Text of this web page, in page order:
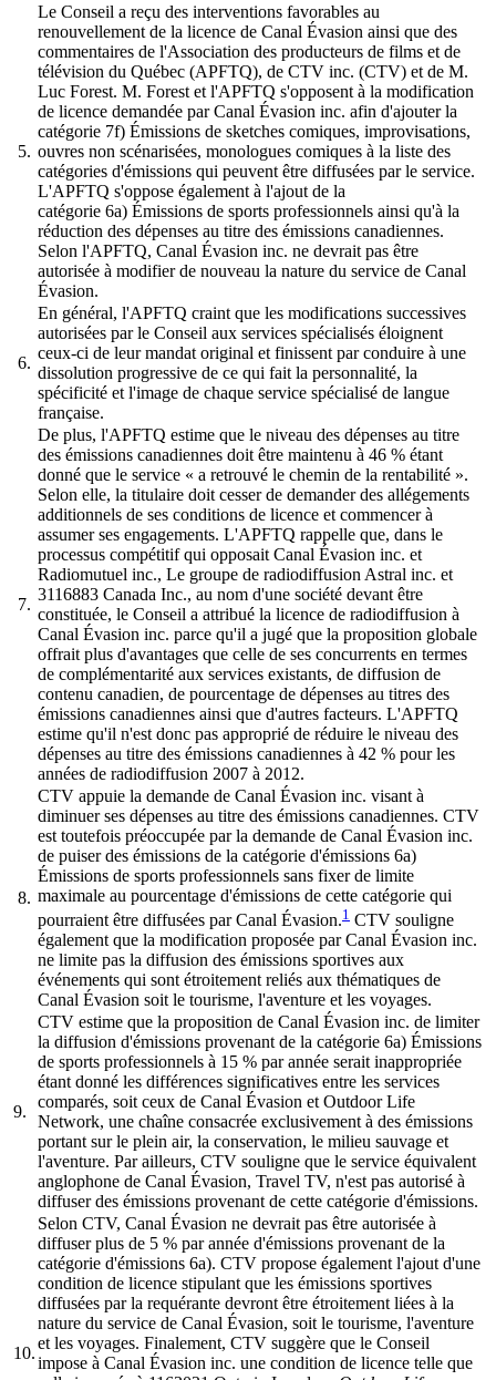
5.
Le Conseil a reçu des interventions favorables au
renouvellement de la licence de Canal Évasion ainsi que des
commentaires de l'Association des producteurs de films et de
télévision du Québec (APFTQ), de CTV inc. (CTV) et de M.
Luc Forest. M. Forest et l'APFTQ s'opposent à la modification
de licence demandée par Canal Évasion inc. afin d'ajouter la
catégorie 7f) Émissions de sketches comiques, improvisations,
ouvres non scénarisées, monologues comiques à la liste des
catégories d'émissions qui peuvent être diffusées par le service.
L'APFTQ s'oppose également à l'ajout de la
catégorie 6a) Émissions de sports professionnels ainsi qu'à la
réduction des dépenses au titre des émissions canadiennes.
Selon l'APFTQ, Canal Évasion inc. ne devrait pas être
autorisée à modifier de nouveau la nature du service de Canal
Évasion.
6.
En général, l'APFTQ craint que les modifications successives
autorisées par le Conseil aux services spécialisés éloignent
ceux-ci de leur mandat original et finissent par conduire à une
dissolution progressive de ce qui fait la personnalité, la
spécificité et l'image de chaque service spécialisé de langue
française.
7.
De plus, l'APFTQ estime que le niveau des dépenses au titre
des émissions canadiennes doit être maintenu à 46 % étant
donné que le service « a retrouvé le chemin de la rentabilité ».
Selon elle, la titulaire doit cesser de demander des allégements
additionnels de ses conditions de licence et commencer à
assumer ses engagements. L'APFTQ rappelle que, dans le
processus compétitif qui opposait Canal Évasion inc. et
Radiomutuel inc., Le groupe de radiodiffusion Astral inc. et
3116883 Canada Inc., au nom d'une société devant être
constituée, le Conseil a attribué la licence de radiodiffusion à
Canal Évasion inc. parce qu'il a jugé que la proposition globale
offrait plus d'avantages que celle de ses concurrents en termes
de complémentarité aux services existants, de diffusion de
contenu canadien, de pourcentage de dépenses au titres des
émissions canadiennes ainsi que d'autres facteurs. L'APFTQ
estime qu'il n'est donc pas approprié de réduire le niveau des
dépenses au titre des émissions canadiennes à 42 % pour les
années de radiodiffusion 2007 à 2012.
8.
CTV appuie la demande de Canal Évasion inc. visant à
diminuer ses dépenses au titre des émissions canadiennes. CTV
est toutefois préoccupée par la demande de Canal Évasion inc.
de puiser des émissions de la catégorie d'émissions 6a)
Émissions de sports professionnels sans fixer de limite
maximale au pourcentage d'émissions de cette catégorie qui
pourraient être diffusées par Canal Évasion.1 CTV souligne
également que la modification proposée par Canal Évasion inc.
ne limite pas la diffusion des émissions sportives aux
événements qui sont étroitement reliés aux thématiques de
Canal Évasion soit le tourisme, l'aventure et les voyages.
9.
CTV estime que la proposition de Canal Évasion inc. de limiter
la diffusion d'émissions provenant de la catégorie 6a) Émissions
de sports professionnels à 15 % par année serait inappropriée
étant donné les différences significatives entre les services
comparés, soit ceux de Canal Évasion et Outdoor Life
Network, une chaîne consacrée exclusivement à des émissions
portant sur le plein air, la conservation, le milieu sauvage et
l'aventure. Par ailleurs, CTV souligne que le service équivalent
anglophone de Canal Évasion, Travel TV, n'est pas autorisé à
diffuser des émissions provenant de cette catégorie d'émissions.
10.
Selon CTV, Canal Évasion ne devrait pas être autorisée à
diffuser plus de 5 % par année d'émissions provenant de la
catégorie d'émissions 6a). CTV propose également l'ajout d'une
condition de licence stipulant que les émissions sportives
diffusées par la requérante devront être étroitement liées à la
nature du service de Canal Évasion, soit le tourisme, l'aventure
et les voyages. Finalement, CTV suggère que le Conseil
impose à Canal Évasion inc. une condition de licence telle que